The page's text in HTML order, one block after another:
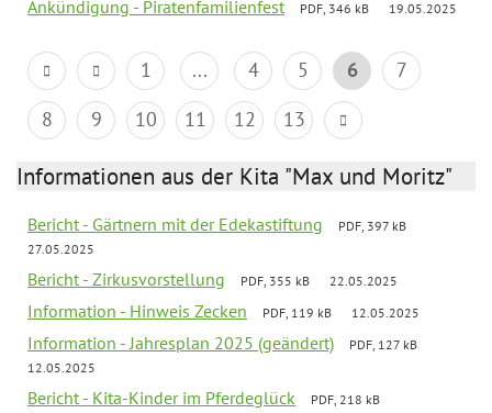
Ankündigung - Piratenfamilienfest PDF, 346 kB 19.05.2025
1 ... 4 5 6
7
8
9 10 11 12 13
Informationen aus der Kita "Max und Moritz"
Bericht - Gärtnern mit der Edekastiftung
PDF, 397 kB
27.05.2025
Bericht - Zirkusvorstellung PDF, 355 kB 22.05.2025
Information - Hinweis Zecken PDF, 119 kB 12.05.2025
Information - Jahresplan 2025 (geändert)
PDF, 127 kB
12.05.2025
Bericht - Kita-Kinder im Pferdeglück
PDF, 218 kB